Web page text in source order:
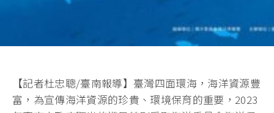
【記者杜忠聰/臺南報導】臺灣四面環海，海洋資源豐
富，為宣傳海洋資源的珍貴、環境保育的重要，2023